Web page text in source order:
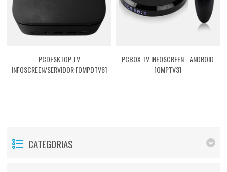
PCDESKTOP TV
INFOSCREEN/SERVIDOR [QMPDTV6]
PCBOX TV INFOSCREEN - ANDROID
[QMPTV3]
CATEGORIAS